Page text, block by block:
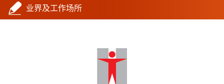
业界及工作场所